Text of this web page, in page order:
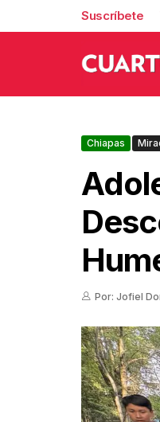
Suscríbete
Chiapas
Por: Jofiel